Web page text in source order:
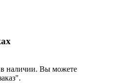
в наличии. Вы можете